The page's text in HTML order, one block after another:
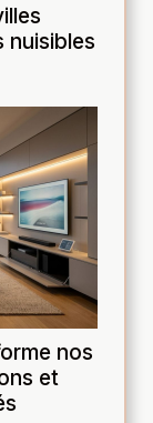
nuisibles
nos
et